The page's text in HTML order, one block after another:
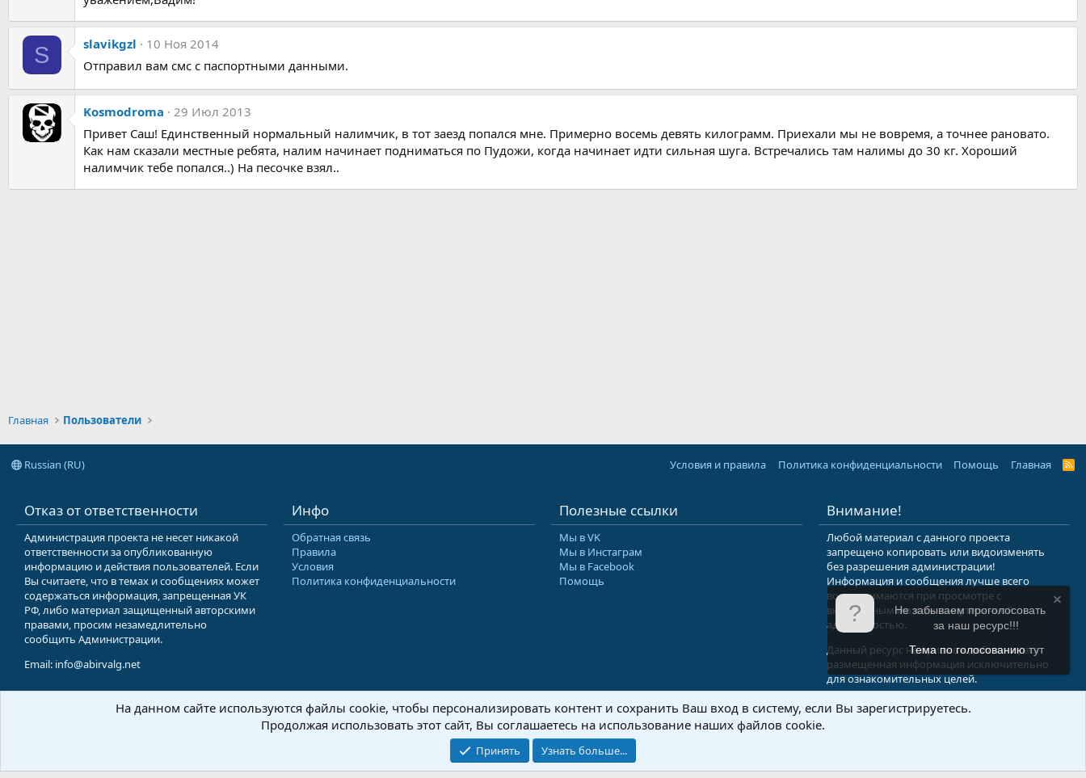
S slavikgzl
10 Ноя 2014
Отправил вам смс с паспортными данными.
Kosmodroma
29 Июл 2013
Привет Саш! Единственный нормальный налимчик, в тот заезд попался мне. Примерно восемь девять килограмм. Приехали мы не вовремя, а точнее рановато.
Как нам сказали местные ребята, налим начинает подниматься по Пудожи, когда начинает идти сильная шуга. Встречались там налимы до 30 кг. Хороший
налимчик тебе попался..) На песочке взял..
Главная Пользователи
Russian (RU) Условия и правила Политика конфиденциальности Помощь Главная
R
Отказ от ответственности
Администрация проекта не несет никакой
ответственности за опубликованную
информацию и действия пользователей. Если
Вы считаете, что в темах и сообщениях может
содержаться информация, запрещенная УК
РФ, либо материал защищенный авторскими
правами, просим незамедлительно
сообщить Администрации.
Email: info@abirvalg.net
Инфо
Обратная связь
Правила
Условия
Политика конфиденциальности
Полезные ссылки
Мы в VK
Мы в Инстаграм
Мы в Facebook
Помощь
Внимание!
Любой материал с данного проекта
запрещено копировать или видоизменять
без разрешения администрации!
Информация и сообщения лучше всего
воспринимаются при просмотре с
включенным мозгом и неутерянной
адекватностью.
Данный ресурс не призыв к действию, вся
размещенная информация исключительно
для ознакомительных целей.
© 2008-2026 Форум Абырвалг.нет - подводная охота, дайвинг, туризм Перевод:XenForo.Info
Не забываем проголосовать
за наш ресурс!!!
Тема по голосованиютут
На данном сайте используются файлы cookie, чтобы персонализировать контент и сохранить Ваш вход в систему, если Вы зарегистрируетесь.
Продолжая использовать этот сайт, Вы соглашаетесь на использование наших файлов cookie.
Принять Узнать больше...